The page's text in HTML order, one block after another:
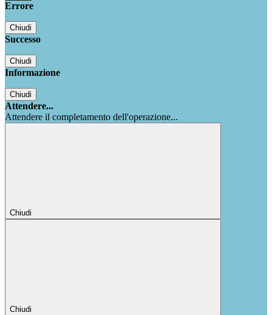
Errore
Chiudi
Successo
Chiudi
Informazione
Chiudi
Attendere...
Attendere il completamento dell'operazione...
Chiudi
Chiudi